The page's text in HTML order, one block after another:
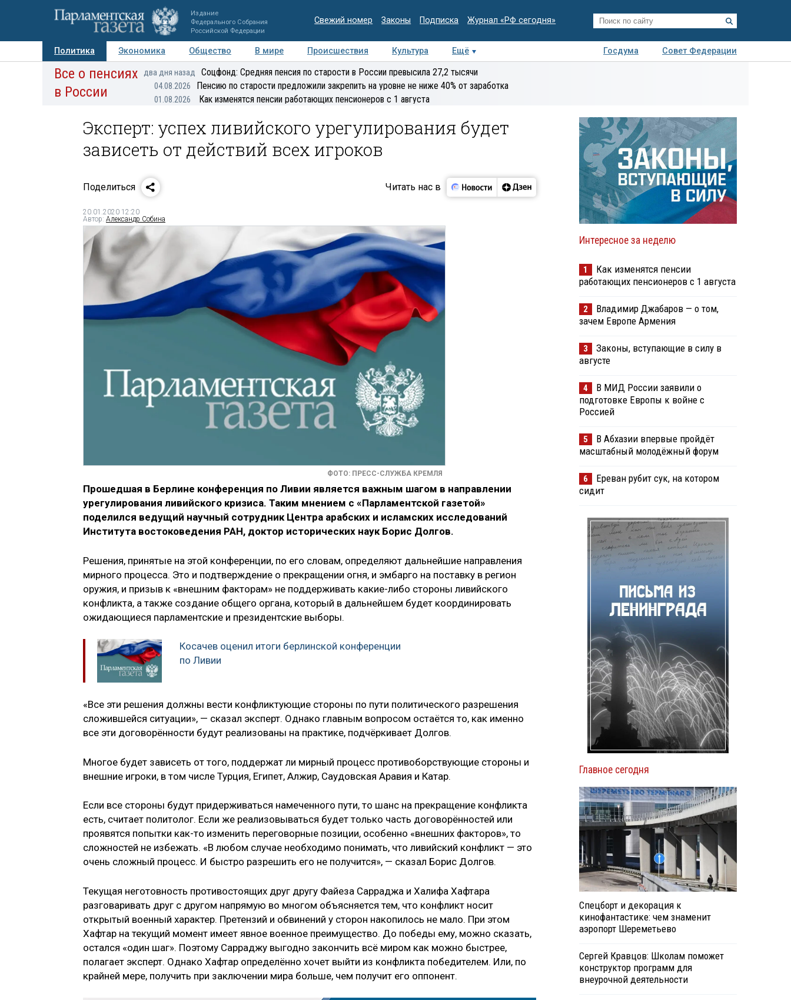
Издание
Федерального Собрания
Российской Федерации
Свежий номер Законы Подписка Журнал «РФ сегодня»
Политика Экономика Общество В мире Происшествия Культура Ещё Госдума
Совет Федерации
Авторы Персоны Мнения Регионы Медиацентр Интервью Колумнисты
Все о пенсиях
в России
два дня назад Соцфонд: Средняя пенсия по старости в России превысила 27,2 тысячи
04.08.2026 Пенсию по старости предложили закрепить на уровне не ниже 40% от заработка
01.08.2026 Как изменятся пенсии работающих пенсионеров с 1 августа
Эксперт: успех ливийского урегулирования будет
зависеть от действий всех игроков
Поделиться Читать нас в
20.01.2020 12:20
Автор: Александр Собина
ФОТО: ПРЕСС-СЛУЖБА КРЕМЛЯ
Прошедшая в Берлине конференция по Ливии является важным шагом в направлении
урегулирования ливийского кризиса. Таким мнением с «Парламентской газетой»
поделился ведущий научный сотрудник Центра арабских и исламских исследований
Института востоковедения РАН, доктор исторических наук Борис Долгов.
Решения, принятые на этой конференции, по его словам, определяют дальнейшие направления
мирного процесса. Это и подтверждение о прекращении огня, и эмбарго на поставку в регион
оружия, и призыв к «внешним факторам» не поддерживать какие-либо стороны ливийского
конфликта, а также создание общего органа, который в дальнейшем будет координировать
ожидающиеся парламентские и президентские выборы.
Косачев оценил итоги берлинской конференции
по Ливии
«Все эти решения должны вести конфликтующие стороны по пути политического разрешения
сложившейся ситуации», — сказал эксперт. Однако главным вопросом остаётся то, как именно
все эти договорённости будут реализованы на практике, подчёркивает Долгов.
Многое будет зависеть от того, поддержат ли мирный процесс противоборствующие стороны и
внешние игроки, в том числе Турция, Египет, Алжир, Саудовская Аравия и Катар.
Если все стороны будут придерживаться намеченного пути, то шанс на прекращение конфликта
есть, считает политолог. Если же реализовываться будет только часть договорённостей или
проявятся попытки как-то изменить переговорные позиции, особенно «внешних факторов», то
сложностей не избежать. «В любом случае необходимо понимать, что ливийский конфликт — это
очень сложный процесс. И быстро разрешить его не получится», — сказал Борис Долгов.
Текущая неготовность противостоящих друг другу Файеза Сарраджа и Халифа Хафтара
разговаривать друг с другом напрямую во многом объясняется тем, что конфликт носит
открытый военный характер. Претензий и обвинений у сторон накопилось не мало. При этом
Хафтар на текущий момент имеет явное военное преимущество. До победы ему, можно сказать,
остался «один шаг». Поэтому Сарраджу выгодно закончить всё миром как можно быстрее,
полагает эксперт. Однако Хафтар определённо хочет выйти из конфликта победителем. Или, по
крайней мере, получить при заключении мира больше, чем получит его оппонент.
Интересное за неделю
1
Как изменятся пенсии
работающих пенсионеров с 1 августа
2
Владимир Джабаров — о том,
зачем Европе Армения
3
Законы, вступающие в силу в
августе
4
В МИД России заявили о
подготовке Европы к войне с
Россией
5
В Абхазии впервые пройдёт
масштабный молодёжный форум
6
Ереван рубит сук, на котором
сидит
Главное сегодня
Спецборт и декорация к
кинофантастике: чем знаменит
аэропорт Шереметьево
Сергей Кравцов: Школам поможет
конструктор программ для
внеурочной деятельности